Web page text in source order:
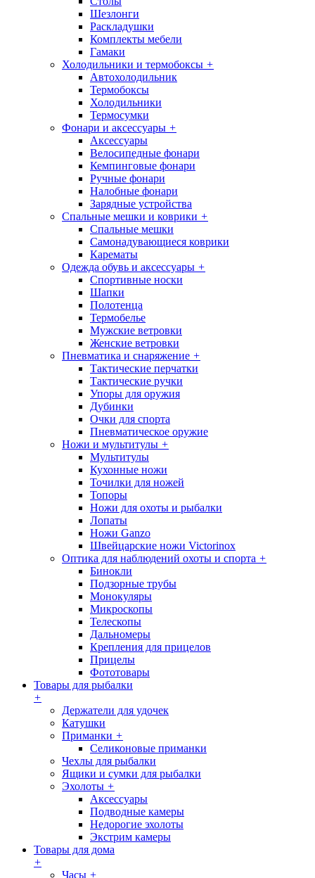
Шезлонги
Раскладушки
Комплекты мебели
Гамаки
Холодильники и термобоксы +
Автохолодильник
Термобоксы
Холодильники
Термосумки
Фонари и аксессуары +
Аксессуары
Велосипедные фонари
Кемпинговые фонари
Ручные фонари
Налобные фонари
Зарядные устройства
Спальные мешки и коврики +
Спальные мешки
Самонадувающиеся коврики
Карематы
Одежда обувь и аксессуары +
Спортивные носки
Шапки
Полотенца
Термобелье
Мужские ветровки
Женские ветровки
Пневматика и снаряжение +
Тактические перчатки
Тактические ручки
Упоры для оружия
Дубинки
Очки для спорта
Пневматическое оружие
Ножи и мультитулы +
Мультитулы
Кухонные ножи
Точилки для ножей
Топоры
Ножи для охоты и рыбалки
Лопаты
Ножи Ganzo
Швейцарские ножи Victorinox
Оптика для наблюдений охоты и спорта +
Бинокли
Подзорные трубы
Монокуляры
Микроскопы
Телескопы
Дальномеры
Крепления для прицелов
Прицелы
Фототовары
Товары для рыбалки
+
Держатели для удочек
Катушки
Приманки +
Селиконовые приманки
Чехлы для рыбалки
Ящики и сумки для рыбалки
Эхолоты +
Аксессуары
Подводные камеры
Недорогие эхолоты
Экстрим камеры
Товары для дома
+
Часы +